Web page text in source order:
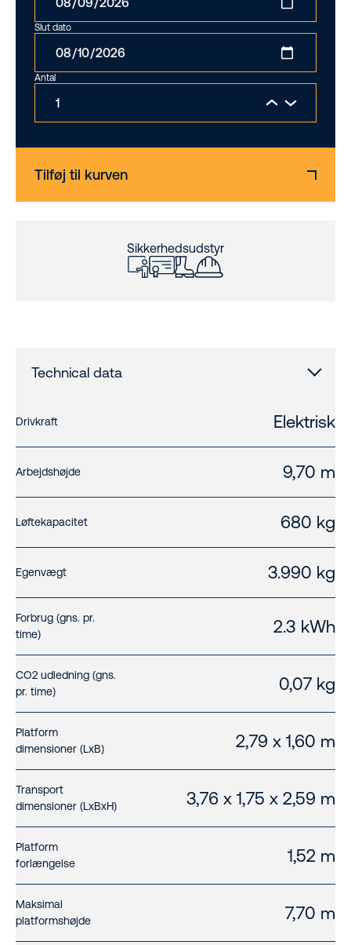
Slut dato
Antal
Tilføj til kurven
Sikkerhedsudstyr
Technical data
Drivkraft Elektrisk
Arbejdshøjde 9,70 m
Løftekapacitet 680 kg
Egenvægt 3.990 kg
Forbrug (gns. pr.
time)
2.3 kWh
CO2 udledning (gns.
pr. time)
0,07 kg
Platform
dimensioner (LxB)
2,79 x 1,60 m
Transport
dimensioner (LxBxH)
3,76 x 1,75 x 2,59 m
Platform
forlængelse
1,52 m
Maksimal
platformshøjde
7,70 m